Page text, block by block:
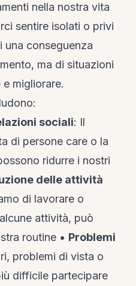
nella nostra vita
sentire isolati o privi
una conseguenza
ma di situazioni
migliorare.
sociali: Il
di persone care o la
ridurre i nostri
delle attività
di lavorare o
attività, può
routine • Problemi
problemi di vista o
difficile partecipare